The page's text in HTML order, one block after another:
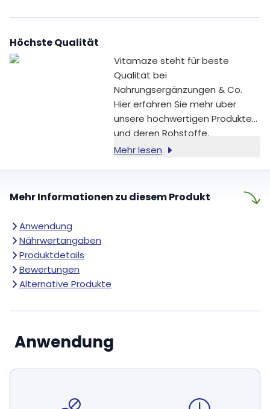
Nahrungsergänzungsmittel
deinen Tag bewusst ausklingen
zu lassen.
Höchste Qualität
Vitamaze steht für beste
Qualität bei
Nahrungsergänzungen & Co.
Hier erfahren Sie mehr über
unsere hochwertigen Produkte
und deren Rohstoffe.
Mehr lesen
Mehr Informationen zu diesem Produkt
Anwendung
Nährwertangaben
Produktdetails
Bewertungen
Alternative Produkte
Anwendung